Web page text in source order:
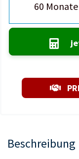
60 Monate
Beschreibung